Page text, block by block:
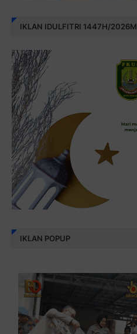
IKLAN IDULFITRI 1447H/2026M
IKLAN POPUP